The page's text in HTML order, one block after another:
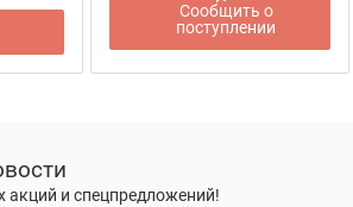
Сообщить о
поступлении
акций и спецпредложений!